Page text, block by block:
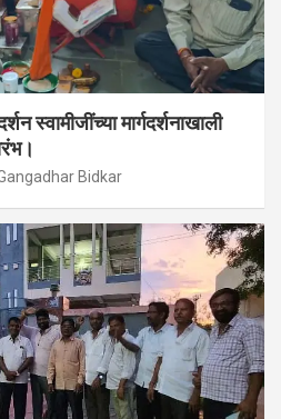
स्वामीजींच्या मार्गदर्शनाखाली
Bidkar